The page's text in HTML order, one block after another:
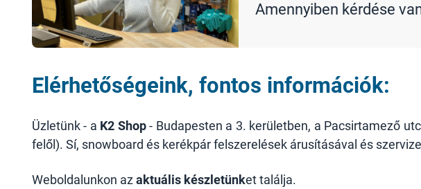
Amennyiben kérdése
Elérhetőségeink, fontos információk:
Üzletünk - a K2 Shop- Budapesten a 3. kerületben, a Pacsirtamező
felől). Sí, snowboard és kerékpár felszerelések árusításával és
Weboldalunkon azaktuális készletünket találja.